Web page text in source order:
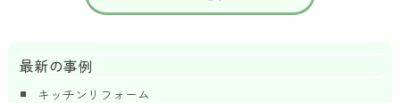
最新の事例
キッチンリフォーム